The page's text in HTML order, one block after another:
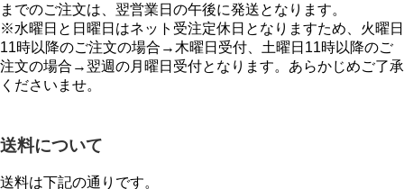
までのご注文は、翌営業日の午後に発送となります。
※水曜日と日曜日はネット受注定休日となりますため、火曜日
11時以降のご注文の場合→木曜日受付、土曜日11時以降のご
注文の場合→翌週の月曜日受付となります。あらかじめご了承
くださいませ。
送料について
送料は下記の通りです。